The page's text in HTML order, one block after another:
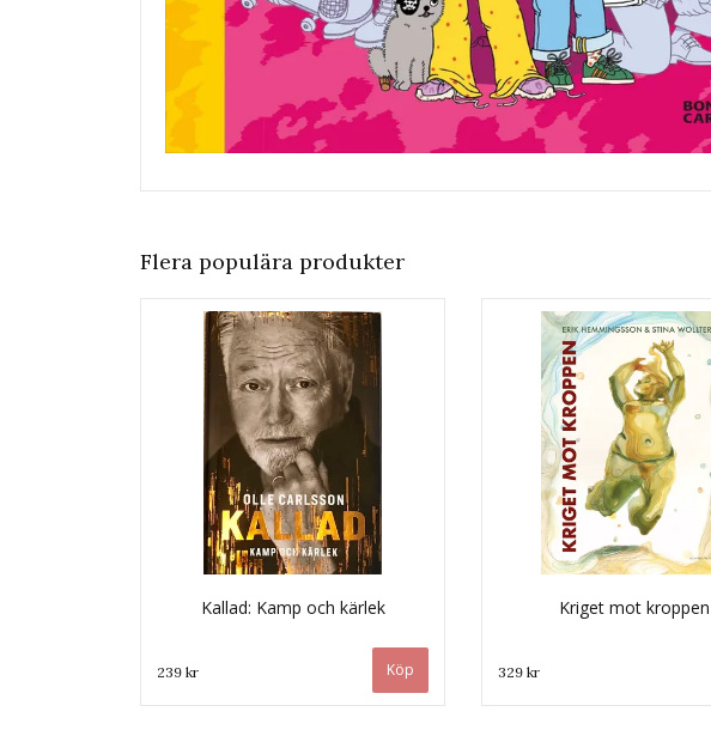
Flera populära produkter
Kallad: Kamp och kärlek
239 kr
Kriget mot kroppen
329 kr